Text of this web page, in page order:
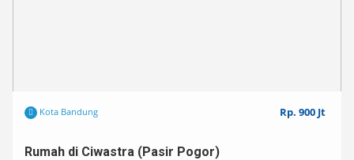
Kota Bandung Rp. 900 Jt
Rumah di Ciwastra (Pasir Pogor)